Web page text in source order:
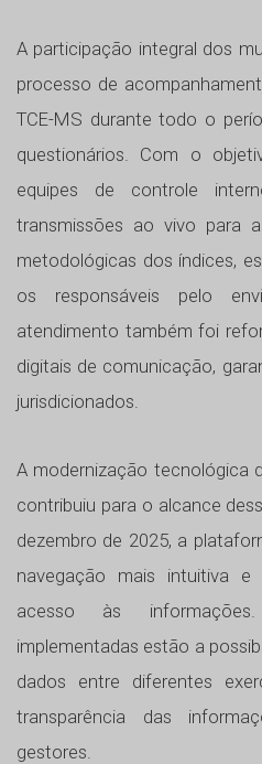
A participação integral dos
processo de
TCE-MS durante todo o
questionários. Com o
equipes de controle
transmissões ao vivo para
metodológicas dos índices,
os responsáveis pelo
atendimento também foi
digitais de comunicação,
jurisdicionados.
A modernização tecnológica
contribuiu para o alcance
dezembro de 2025, a
navegação mais intuitiva
acesso às
implementadas estão a
dados entre diferentes
transparência das
gestores.